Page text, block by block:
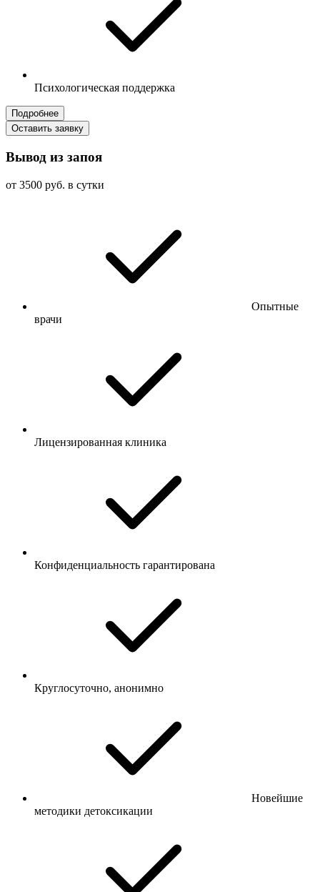
Психологическая поддержка
Подробнее
Оставить заявку
Вывод из запоя
от 3500 руб. в сутки
Опытные
врачи
Лицензированная клиника
Конфиденциальность гарантирована
Круглосуточно, анонимно
Новейшие
методики детоксикации